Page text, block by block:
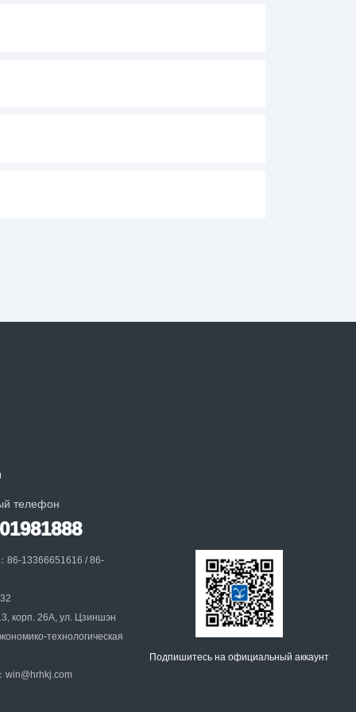
телефон
86-13366651616 / 86-
корп. 26A, ул. Цзиншэн
технологическая
win@hrhkj.com
Подпишитесь на официальный аккаунт